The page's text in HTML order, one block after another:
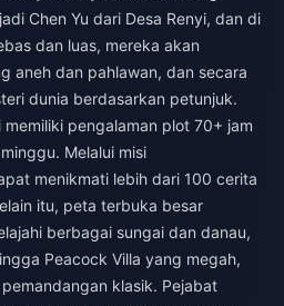
Chen Yu dari Desa Renyi, dan di
dan luas, mereka akan
aneh dan pahlawan, dan secara
dunia berdasarkan petunjuk.
pengalaman plot 70+ jam
Melalui misi
menikmati lebih dari 100 cerita
itu, peta terbuka besar
berbagai sungai dan danau,
Peacock Villa yang megah,
klasik. Pejabat